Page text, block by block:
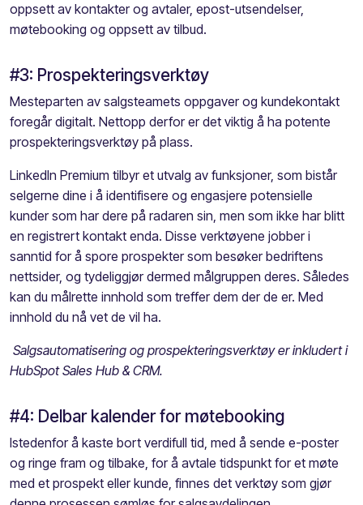
oppsett av kontakter og avtaler, epost-utsendelser,
møtebooking og oppsett av tilbud.
#3: Prospekteringsverktøy
Mesteparten av salgsteamets oppgaver og kundekontakt
foregår digitalt. Nettopp derfor er det viktig å ha potente
prospekteringsverktøy på plass.
LinkedIn Premium tilbyr et utvalg av funksjoner, som bistår
selgerne dine i å identifisere og engasjere potensielle
kunder som hardere på radaren sin, men som ikke har blitt
en registrert kontakt enda. Disse verktøyene jobber i
sanntid for å spore prospekter som besøkerbedriftens
nettsider, og tydeliggjørdermed målgruppen deres. Således
kan du målrette innhold som treffer dem der de er. Med
innhold du nå vet de vil ha.
Salgsautomatisering og prospekteringsverktøy er inkludert i
HubSpotSales Hub & CRM.
#4: Delbar kalender for møtebooking
Istedenfor å kaste bort verdifull tid, med å sende e-poster
og ringe fram og tilbake, for å avtale tidspunkt for et møte
med et prospekt eller kunde, finnes det verktøy som gjør